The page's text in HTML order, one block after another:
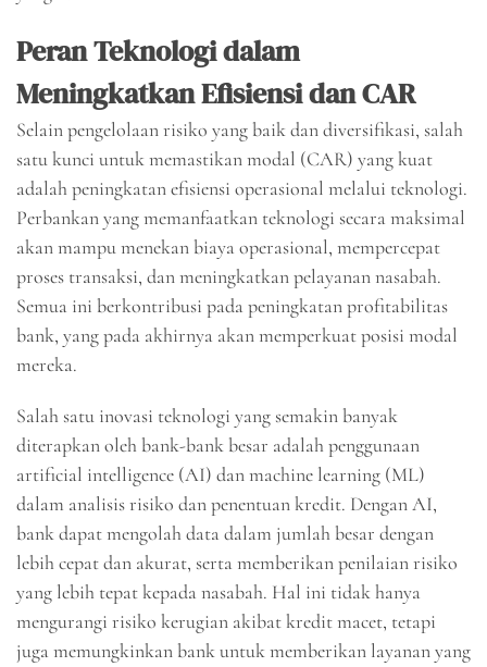
Peran Teknologi dalam
Meningkatkan Efisiensi dan CAR
Selain pengelolaan risiko yang baik dan diversifikasi, salah
satu kunci untuk memastikan modal (CAR) yang kuat
adalah peningkatan efisiensi operasional melalui teknologi.
Perbankan yang memanfaatkan teknologi secara maksimal
akan mampu menekan biaya operasional, mempercepat
proses transaksi, dan meningkatkan pelayanan nasabah.
Semua ini berkontribusi pada peningkatan profitabilitas
bank, yang pada akhirnya akan memperkuat posisi modal
mereka.
Salah satu inovasi teknologi yang semakin banyak
diterapkan oleh bank-bank besar adalah penggunaan
artificial intelligence (AI) dan machine learning (ML)
dalam analisis risiko dan penentuan kredit. Dengan AI,
bank dapat mengolah data dalam jumlah besar dengan
lebih cepat dan akurat, serta memberikan penilaian risiko
yang lebih tepat kepada nasabah. Hal ini tidak hanya
mengurangi risiko kerugian akibat kredit macet, tetapi
juga memungkinkan bank untuk memberikan layanan yang